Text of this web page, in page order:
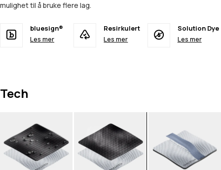
mulighet til å bruke flere lag.
bluesign®
Les mer
Resirkulert
Les mer
Solution Dye
Les mer
Tech